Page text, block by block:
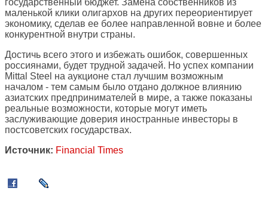
государственный бюджет. Замена собственников из
маленькой клики олигархов на других переориентирует
экономику, сделав ее более направленной вовне и более
конкурентной внутри страны.
Достичь всего этого и избежать ошибок, совершенных
россиянами, будет трудной задачей. Но успех компании
Mittal Steel на аукционе стал лучшим возможным
началом - тем самым было отдано должное влиянию
азиатских предпринимателей в мире, а также показаны
реальные возможности, которые могут иметь
заслуживающие доверия иностранные инвесторы в
постсоветских государствах.
Источник: Financial Times